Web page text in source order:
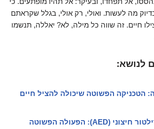
מה לעשות. ואולי, רק אולי, בגלל שקראתם
חיים. זה שווה כל מילה, לא? יאללה, תנשמו
לנושא:
הטכניקה הפשוטה שיכולה להציל חיים
שימוש בדפיברילטור חיצוני (AED): הפעולה הפשוטה